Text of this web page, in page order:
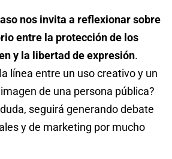
nos invita a reflexionar sobre
entre la protección de los
y la libertad de expresión.
línea entre un uso creativo y un
de una persona pública?
seguirá generando debate
y de marketing por mucho